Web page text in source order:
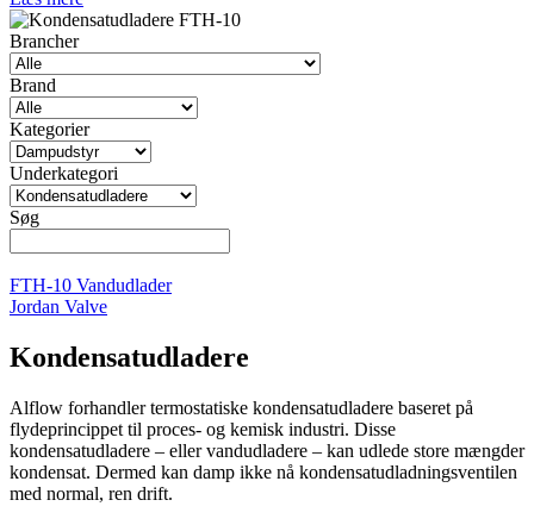
Brancher
Brand
Kategorier
Underkategori
Søg
FTH-10 Vandudlader
Jordan Valve
Kondensatudladere
Alflow forhandler termostatiske kondensatudladere baseret på
flydeprincippet til proces- og kemisk industri. Disse
kondensatudladere – eller vandudladere – kan udlede store mængder
kondensat. Dermed kan damp ikke nå kondensatudladningsventilen
med normal, ren drift.